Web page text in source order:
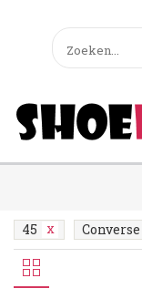
45 Converse